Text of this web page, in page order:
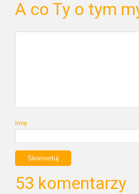
A co Ty o tym
Imię
53 komentarzy